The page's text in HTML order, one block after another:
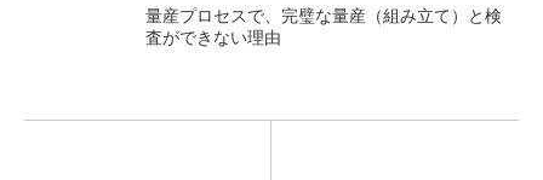
量産プロセスで、完璧な量産（組み立て）と検
査ができない理由